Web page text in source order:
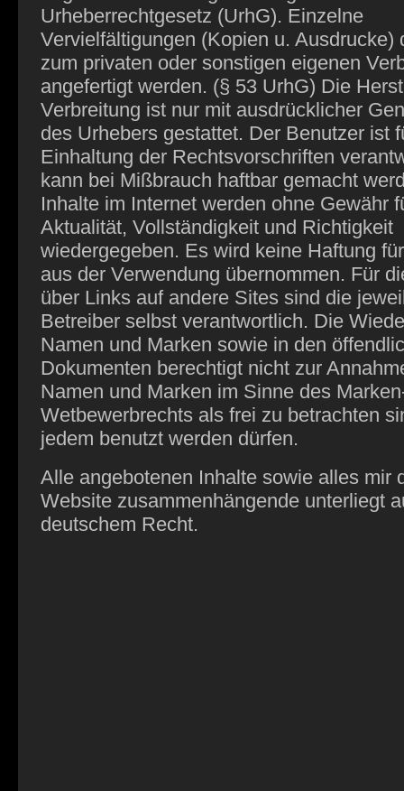
Urheberrechtgesetz (UrhG). Einzelne
Vervielfältigungen (Kopien u. Ausdrucke)
zum privaten oder sonstigen eigenen
angefertigt werden. (§ 53 UrhG) Die
Verbreitung ist nur mit ausdrücklicher
des Urhebers gestattet. Der Benutzer ist
Einhaltung der Rechtsvorschriften
kann bei Mißbrauch haftbar gemacht
Inhalte im Internet werden ohne Gewähr
Aktualität, Vollständigkeit und Richtigkeit
wiedergegeben. Es wird keine Haftung
aus der Verwendung übernommen. Für
über Links auf andere Sites sind die
Betreiber selbst verantwortlich. Die
Namen und Marken sowie in den
Dokumenten berechtigt nicht zur
Namen und Marken im Sinne des
Wetbewerbrechts als frei zu betrachten
jedem benutzt werden dürfen.
Alle angebotenen Inhalte sowie alles mir
Website zusammenhängende unterliegt
deutschem Recht.